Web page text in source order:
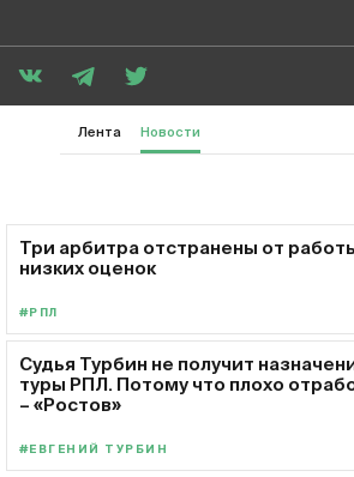
Лента Новости
Три арбитра отстранены от
низких оценок
#РПЛ
Судья Турбин не получит
туры РПЛ. Потому что плохо
– «Ростов»
#ЕВГЕНИЙ ТУРБИН